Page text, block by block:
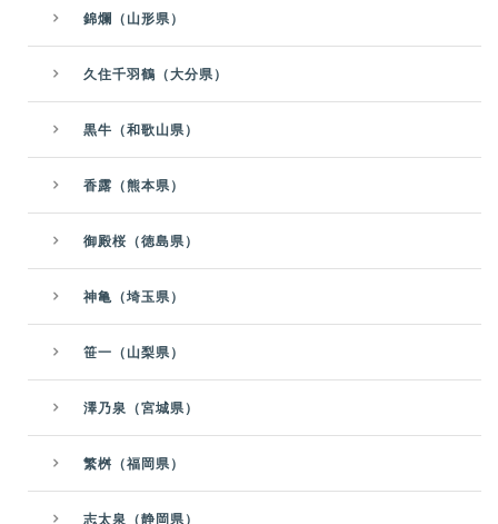
錦爛（山形県）
久住千羽鶴（大分県）
黒牛（和歌山県）
香露（熊本県）
御殿桜（徳島県）
神亀（埼玉県）
笹一（山梨県）
澤乃泉（宮城県）
繁桝（福岡県）
志太泉（静岡県）